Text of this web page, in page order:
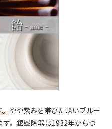
。やや紫みを帯びた深いブルー
。銀峯陶器は1932年からつ